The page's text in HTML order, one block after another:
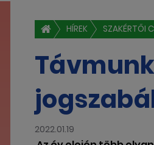
HÍREK SZAKÉRTŐI
2022.01.19